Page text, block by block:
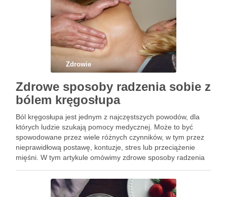
Zdrowie
Zdrowe sposoby radzenia sobie z
bólem kręgosłupa
Ból kręgosłupa jest jednym z najczęstszych powodów, dla
których ludzie szukają pomocy medycznej. Może to być
spowodowane przez wiele różnych czynników, w tym przez
nieprawidłową postawę, kontuzje, stres lub przeciążenie
mięśni. W tym artykule omówimy zdrowe sposoby radzenia
utrzymywać dobrą postawę …